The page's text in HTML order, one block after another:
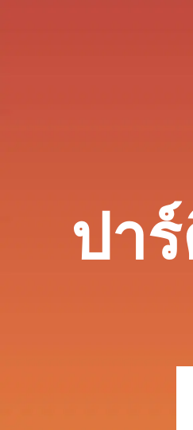
ปา